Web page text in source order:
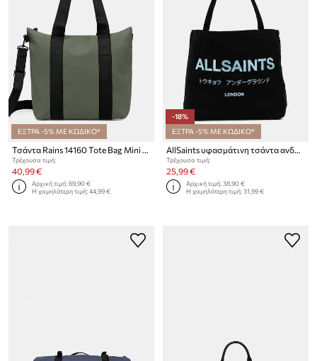
ΕΞΤΡΑ -5% ΜΕ ΚΩΔΙΚΟ*
Τσάντα Rains 14160 Tote Bag Mini W3
Τρέχουσα τιμή:
40,99 €
Αρχική τιμή:69,90 €
Η χαμηλότερη τιμή:44,99 €
-18%
ΕΞΤΡΑ -5% ΜΕ ΚΩΔΙΚΟ*
AllSaints υφασμάτινη τσάντα ανδρική βαμβακερή
Τρέχουσα τιμή:
25,99 €
Αρχική τιμή:38,90 €
Η χαμηλότερη τιμή:31,99 €